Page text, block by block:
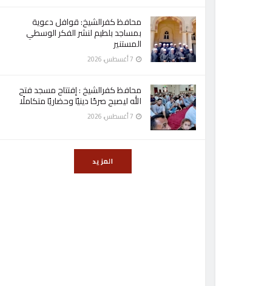
محافظ كفرالشيخ: قوافل دعوية
بمساجد بلطيم لنشر الفكر الوسطي
المستنير
محافظ كفرالشيخ : إفتتاح مسجد فتح
الله ليصبح صرحًا دينيًا وحضاريًا متكاملًا
المزيد